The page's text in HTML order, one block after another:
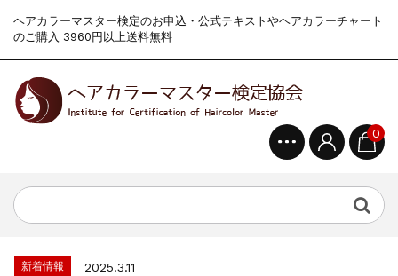
ヘアカラーマスター検定のお申込・公式テキストやヘアカラーチャート
のご購入 3960円以上送料無料
0
在庫処分セールのお知らせ【なくなり次第終...
新着情報
2026.7.13
新着情報
2025.3.11